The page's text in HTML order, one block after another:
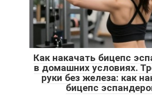
Как накачать бицепс
в домашних условиях.
руки без железа: как
бицепс